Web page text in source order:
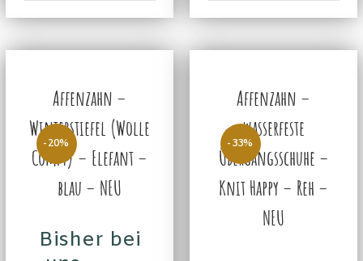
-20%
Affenzahn –
Winterstiefel (Wolle
Comfy) – Elefant –
blau – NEU
Bisher bei
-33%
Affenzahn –
wasserfeste
Übergangsschuhe –
Knit Happy – Reh –
NEU